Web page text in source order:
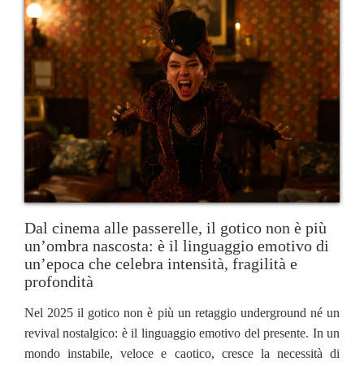
Dal cinema alle passerelle, il gotico non è più
un’ombra nascosta: è il linguaggio emotivo di
un’epoca che celebra intensità, fragilità e
profondità
Nel 2025 il gotico non è più un retaggio underground né un
revival nostalgico: è il linguaggio emotivo del presente. In un
mondo instabile, veloce e caotico, cresce la necessità di